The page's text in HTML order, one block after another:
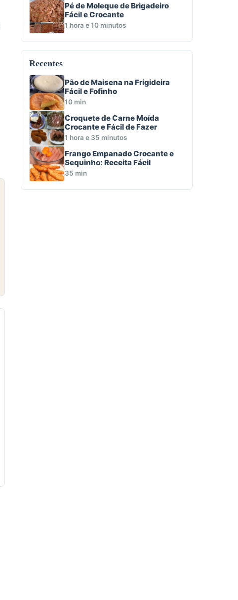
Pé de Moleque de Brigadeiro
Fácil e Crocante
1 hora e 10 minutos
Recentes
Pão de Maisena na Frigideira
Fácil e Fofinho
10 min
Croquete de Carne Moída
Crocante e Fácil de Fazer
1 hora e 35 minutos
Frango Empanado Crocante e
Sequinho: Receita Fácil
35 min